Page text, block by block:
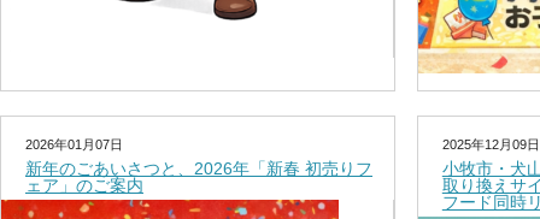
2026年01月07日
新年のごあいさつと、2026年「新春 初売りフ
ェア」のご案内
2025年12月09日
小牧市・犬
取り換えサ
フード同時